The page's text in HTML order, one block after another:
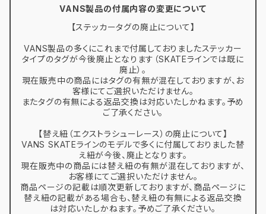
VANS製品の付属内容の変更について
【ステッカータグの廃止について】
VANS製品の多くにこれまで付属しておりましたステッカー
タイプのタグが今後廃止となります（SKATEラインでは既に
廃止）。
現在販売中の商品にはタグの有無が混在しておりますが、お
客様にてご選択いただけません。
またタグの有無による返品交換は対応いたしかねます。予め
ご了承ください。
【替え紐（エクストラシューレース）の廃止について】
VANS SKATEラインのモデルで多くに付属しておりました替
え紐が今後、廃止となります。
現在販売中の商品には替え紐の有無が混在しておりますが、
お客様にてご選択いただけません。
商品ページの記載は順次更新しておりますが、商品ページに
替え紐の記載がある場合も、替え紐の有無による返品交換
は対応いたしかねます。予めご了承ください。